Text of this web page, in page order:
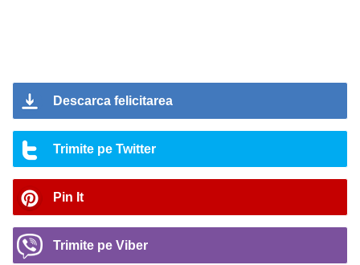
Descarca felicitarea
Trimite pe Twitter
Pin It
Trimite pe Viber